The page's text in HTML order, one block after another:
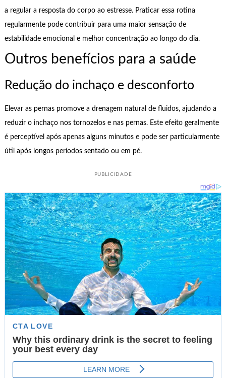
a regular a resposta do corpo ao estresse. Praticar essa rotina
regularmente pode contribuir para uma maior sensação de
estabilidade emocional e melhor concentração ao longo do dia.
Outros benefícios para a saúde
Redução do inchaço e desconforto
Elevar as pernas promove a drenagem natural de fluidos, ajudando a
reduzir o inchaço nos tornozelos e nas pernas. Este efeito geralmente
é perceptível após apenas alguns minutos e pode ser particularmente
útil após longos períodos sentado ou em pé.
PUBLICIDADE